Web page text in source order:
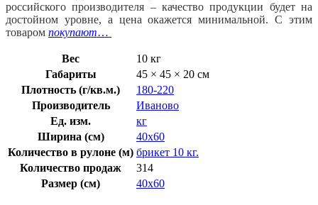
российского производителя – качество продукции будет на
достойном уровне, а цена окажется минимальной. С этим
товаром покупают…
Вес
10 кг
Габариты
45 × 45 × 20 см
Плотность (г/кв.м.)
180-220
Производитель
Иваново
Ед. изм.
кг
Ширина (см)
40х60
Количество в рулоне (м) брикет 10 кг.
Количество продаж
314
Размер (см)
40х60